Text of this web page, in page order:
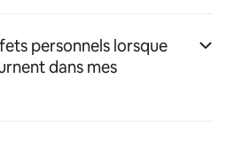
personnels lorsque
dans mes